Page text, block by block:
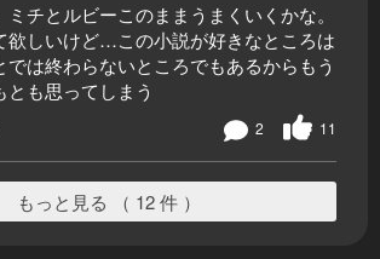
チとルビーこのままうまくいくかな。
欲しいけど…この小説が好きなところは
では終わらないところでもあるからもう
も思ってしまう
11
2
もっと見る （ 12 件 ）